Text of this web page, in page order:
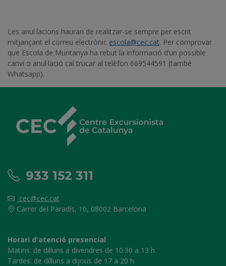
Les anul·lacions hauran de realitzar-se sempre per escrit
mitjançant el correu electrònic escola@cec.cat. Per comprovar
que Escola de Muntanya ha rebut la informació d’un possible
canvi o anul·lació cal trucar al telèfon 669544591 (també
Whatsapp).
933 152 311
cec@cec.cat
Carrer del Paradís, 10, 08002 Barcelona
Horari d'atenció presencial
Matins: de dilluns a divendres de 10:30 a 13 h.
Tardes: de dilluns a dijous de 17 a 20 h.